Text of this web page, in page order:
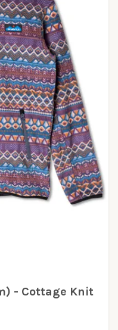
- Cottage Knit